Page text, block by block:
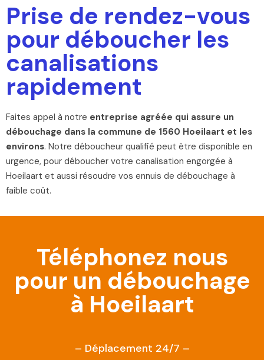
Prise de rendez-vous
pour déboucher les
canalisations
rapidement
Faites appel à notre entreprise agréée qui assure un
débouchage dans la commune de 1560 Hoeilaart et les
environs. Notre déboucheur qualifié peut être disponible en
urgence, pour déboucher votre canalisation engorgée à
Hoeilaart et aussi résoudre vos ennuis de débouchage à
faible coût.
Téléphonez nous
pour un débouchage
à Hoeilaart
– Déplacement 24/7 –